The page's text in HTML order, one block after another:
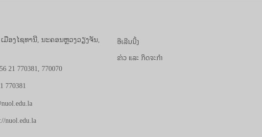
ມືອງໄຊທານີ, ນະຄອນຫຼວງວຽງຈັນ,
21 770381, 770070
770381
nuol.edu.la
ອີເລີນນີ້ງ
ຂ່າວ ແລະ ກິດຈະກຳ